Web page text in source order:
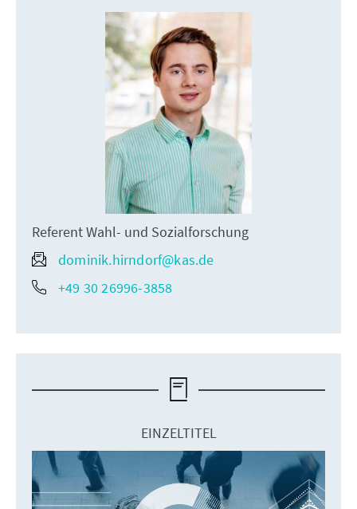
Referent Wahl- und Sozialforschung
dominik.hirndorf@kas.de
+49 30 26996-3858
EINZELTITEL